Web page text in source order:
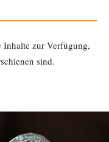
zur Verfügung,
sind.